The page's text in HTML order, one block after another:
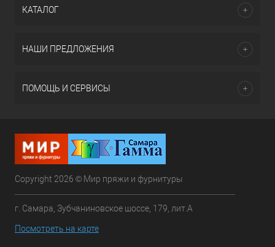
КАТАЛОГ
НАШИ ПРЕДЛОЖЕНИЯ
ПОМОЩЬ И СЕРВИСЫ
Copyright 2026 © Мир пряжи и фурнитуры
г. Самара, Зубчаниновское шоссе, 179, лит.А
Посмотреть на карте